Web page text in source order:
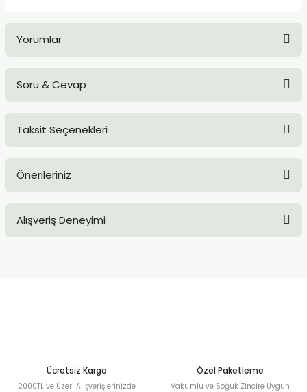
Yorumlar
Soru & Cevap
Taksit Seçenekleri
Önerileriniz
konularda yetersiz gördüğünüz noktaları öneri formunu
Alışveriş Deneyimi
Ücretsiz Kargo
2000TL ve Üzeri Alışverişlerinizde
Özel Paketleme
Vakumlu ve Soğuk Zincire Uygun